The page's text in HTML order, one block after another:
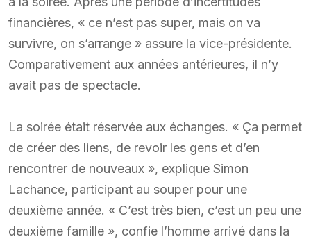
financières, « ce n’est pas super, mais on va
survivre, on s’arrange » assure la vice-présidente.
Comparativement aux années antérieures, il n’y
avait pas de spectacle.
La soirée était réservée aux échanges. « Ça permet
de créer des liens, de revoir les gens et d’en
rencontrer de nouveaux », explique Simon
Lachance, participant au souper pour une
deuxième année. « C’est très bien, c’est un peu une
deuxième famille », confie l’homme arrivé dans la